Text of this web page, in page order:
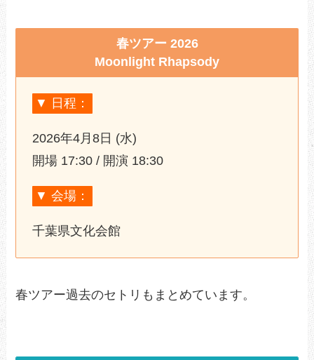
春ツアー 2026
Moonlight Rhapsody
▼ 日程：
2026年4月8日 (水)
開場 17:30 / 開演 18:30
▼ 会場：
千葉県文化会館
春ツアー過去のセトリもまとめています。